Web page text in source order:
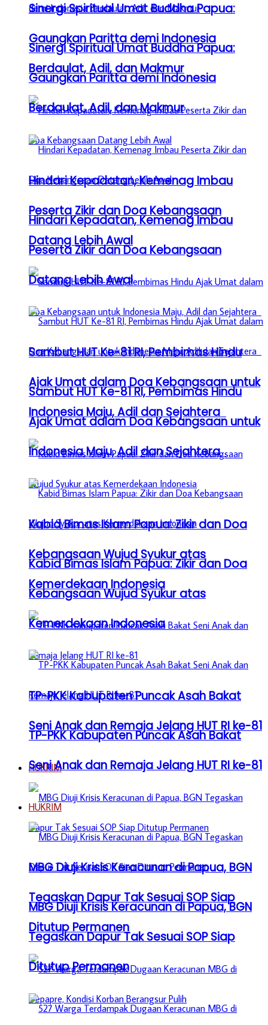
Sinergi Spiritual Umat Buddha Papua:
Gaungkan Paritta demi Indonesia
Berdaulat, Adil, dan Makmur
Hindari Kepadatan, Kemenag Imbau
Peserta Zikir dan Doa Kebangsaan
Datang Lebih Awal
Sambut HUT Ke-81 RI, Pembimas Hindu
Ajak Umat dalam Doa Kebangsaan untuk
Indonesia Maju, Adil dan Sejahtera
Kabid Bimas Islam Papua: Zikir dan Doa
Kebangsaan Wujud Syukur atas
Kemerdekaan Indonesia
TP-PKK Kabupaten Puncak Asah Bakat
Seni Anak dan Remaja Jelang HUT RI ke-81
HUKRIM
MBG Diuji Krisis Keracunan di Papua, BGN
Tegaskan Dapur Tak Sesuai SOP Siap
Ditutup Permanen
Sinergi Spiritual Umat Buddha Papua:
Gaungkan Paritta demi Indonesia
Berdaulat, Adil, dan Makmur
Hindari Kepadatan, Kemenag Imbau
Peserta Zikir dan Doa Kebangsaan
Datang Lebih Awal
Sambut HUT Ke-81 RI, Pembimas Hindu
Ajak Umat dalam Doa Kebangsaan untuk
Indonesia Maju, Adil dan Sejahtera
Kabid Bimas Islam Papua: Zikir dan Doa
Kebangsaan Wujud Syukur atas
Kemerdekaan Indonesia
TP-PKK Kabupaten Puncak Asah Bakat
Seni Anak dan Remaja Jelang HUT RI ke-81
HUKRIM
MBG Diuji Krisis Keracunan di Papua, BGN
Tegaskan Dapur Tak Sesuai SOP Siap
Ditutup Permanen